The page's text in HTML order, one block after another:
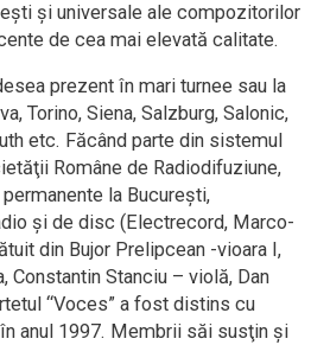
şi universale ale compozitorilor
de cea mai elevată calitate.
prezent în mari turnee sau la
Torino, Siena, Salzburg, Salonic,
etc. Făcând parte din sistemul
Române de Radiodifuziune,
la Bucureşti,
şi de disc (Electrecord, Marco-
din Bujor Prelipcean -vioara I,
Constantin Stanciu – violă, Dan
“Voces” a fost distins cu
anul 1997. Membrii săi susţin şi